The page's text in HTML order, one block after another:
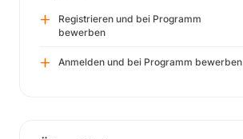
Registrieren und bei Programm
bewerben
Anmelden und bei Programm bewerben